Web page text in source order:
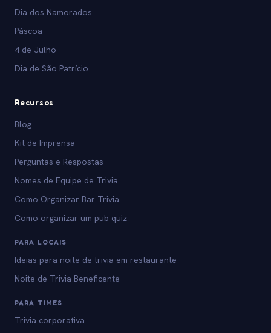
Dia dos Namorados
Páscoa
4 de Julho
Dia de São Patrício
Recursos
Blog
Kit de Imprensa
Perguntas e Respostas
Nomes de Equipe de Trivia
Como Organizar Bar Trivia
Como organizar um pub quiz
PARA LOCAIS
Ideias para noite de trivia em restaurante
Noite de Trivia Beneficente
PARA TIMES
Trivia corporativa